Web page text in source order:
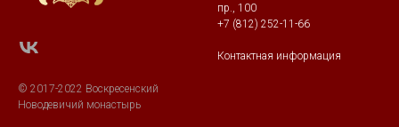
© 2017-2022 Воскресенский
Новодевичий монастырь
пр., 100
+7 (812) 252-11-66
Контактная информация